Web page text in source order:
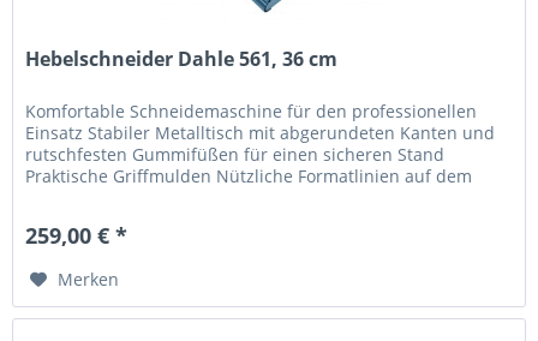
Hebelschneider Dahle 561, 36 cm
Komfortable Schneidemaschine für den professionellen
Einsatz Stabiler Metalltisch mit abgerundeten Kanten und
rutschfesten Gummifüßen für einen sicheren Stand
Praktische Griffmulden Nützliche Formatlinien auf dem
259,00 € *
Merken